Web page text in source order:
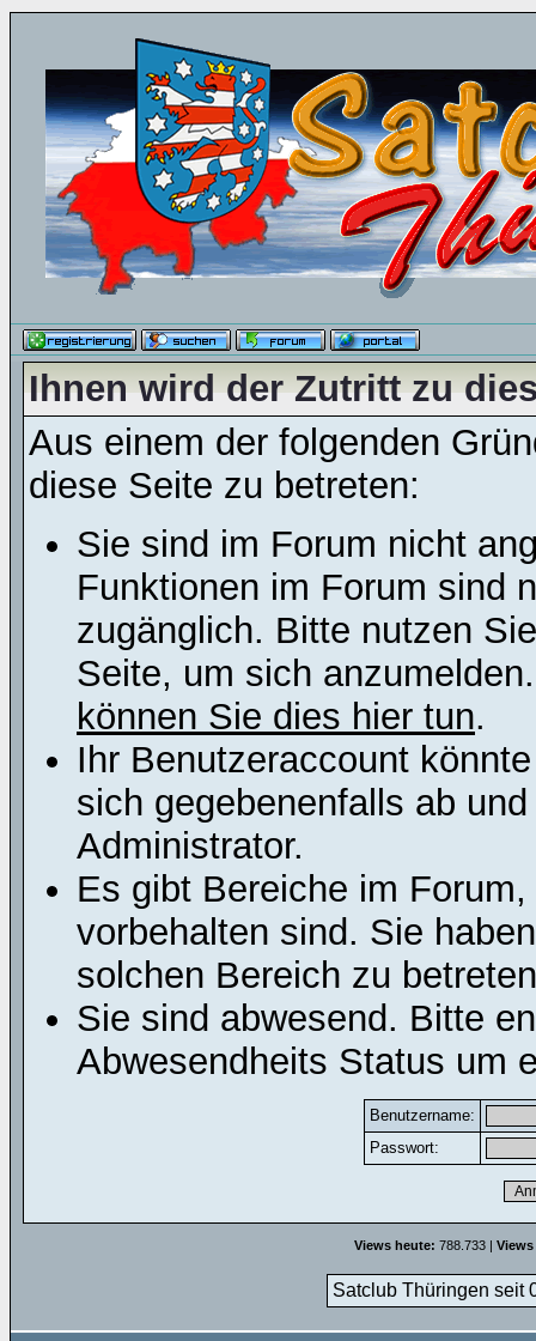
Ihnen wird der Zutritt zu
Aus einem der folgenden
diese Seite zu betreten:
Sie sind im Forum nicht
Funktionen im Forum sind
zugänglich. Bitte nutzen
Seite, um sich
können Sie dies hier tun.
Ihr Benutzeraccount
sich gegebenenfalls ab
Administrator.
Es gibt Bereiche im
vorbehalten sind. Sie
solchen Bereich zu
Sie sind abwesend. Bitte
Abwesendheits Status um
Benutzername:
Passwort:
Views heute: 788.733 |
Satclub Thüringen seit